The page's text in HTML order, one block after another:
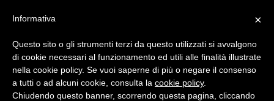
Login Registrazione
×
Informativa
Questo sito o gli strumenti terzi da questo utilizzati si avvalgono
di cookie necessari al funzionamento ed utili alle finalità illustrate
nella cookie policy. Se vuoi saperne di più o negare il consenso
a tutti o ad alcuni cookie, consulta la cookie policy.
Chiudendo questo banner, scorrendo questa pagina, cliccando